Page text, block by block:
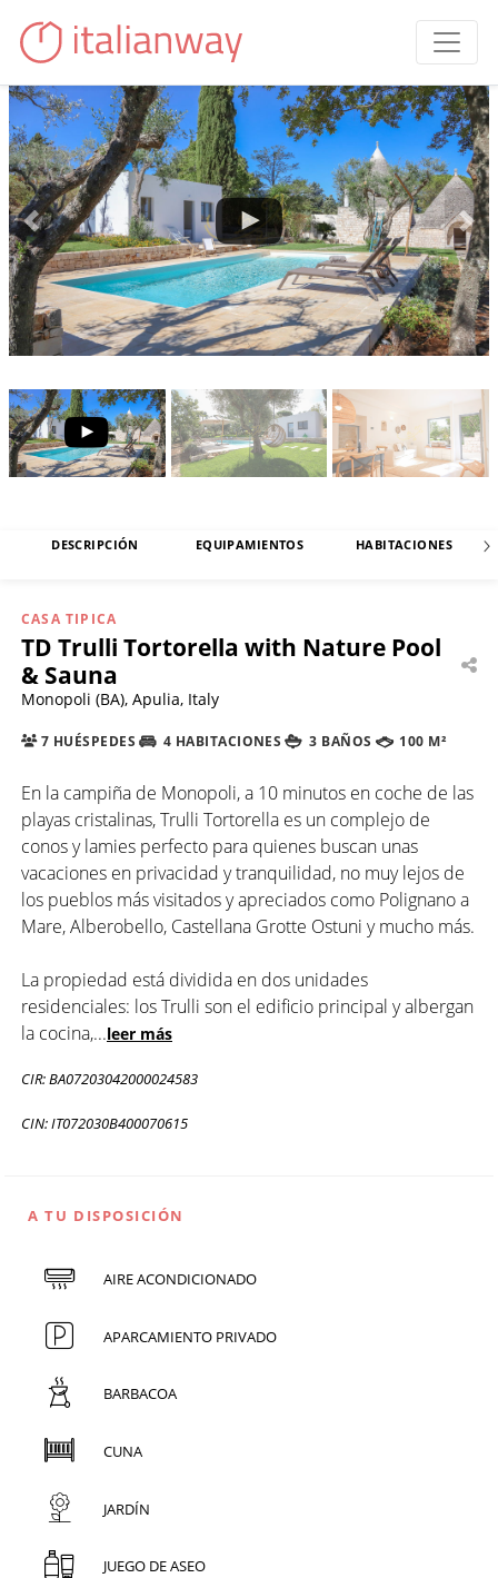
DESCRIPCIÓN EQUIPAMIENTOS HABITACIONES
CASA TIPICA
TD Trulli Tortorella with Nature Pool
& Sauna
Monopoli (BA), Apulia, Italy
7 HUÉSPEDES 4 HABITACIONES 3 BAÑOS 100 M²
En la campiña de Monopoli, a 10 minutos en coche de las
playas cristalinas, Trulli Tortorella es un complejo de
conos y lamies perfecto para quienes buscan unas
vacaciones en privacidad y tranquilidad, no muy lejos de
los pueblos más visitados y apreciados como Polignano a
Mare, Alberobello, Castellana Grotte Ostuni y mucho más.
La propiedad está dividida en dos unidades
residenciales: los Trulli son el edificio principal y albergan
la cocina,...leer más
CIR: BA07203042000024583
CIN: IT072030B400070615
A TU DISPOSICIÓN
AIRE ACONDICIONADO
APARCAMIENTO PRIVADO
BARBACOA
CUNA
JARDÍN
JUEGO DE ASEO